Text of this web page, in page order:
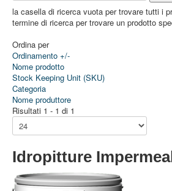
la casella di ricerca vuota per trovare tutti i
termine di ricerca per trovare un prodotto
Ordina per
Ordinamento +/-
Nome prodotto
Stock Keeping Unit (SKU)
Categoria
Nome produttore
Risultati 1 - 1 di 1
Idropitture